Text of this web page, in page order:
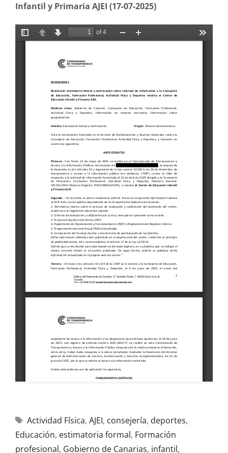
Infantil y Primaria AJEI (17-07-2025)
Actividad Física, AJEI, consejería, deportes,
Educación, estimatoria formal, Formación
profesional, Gobierno de Canarias, infantil,